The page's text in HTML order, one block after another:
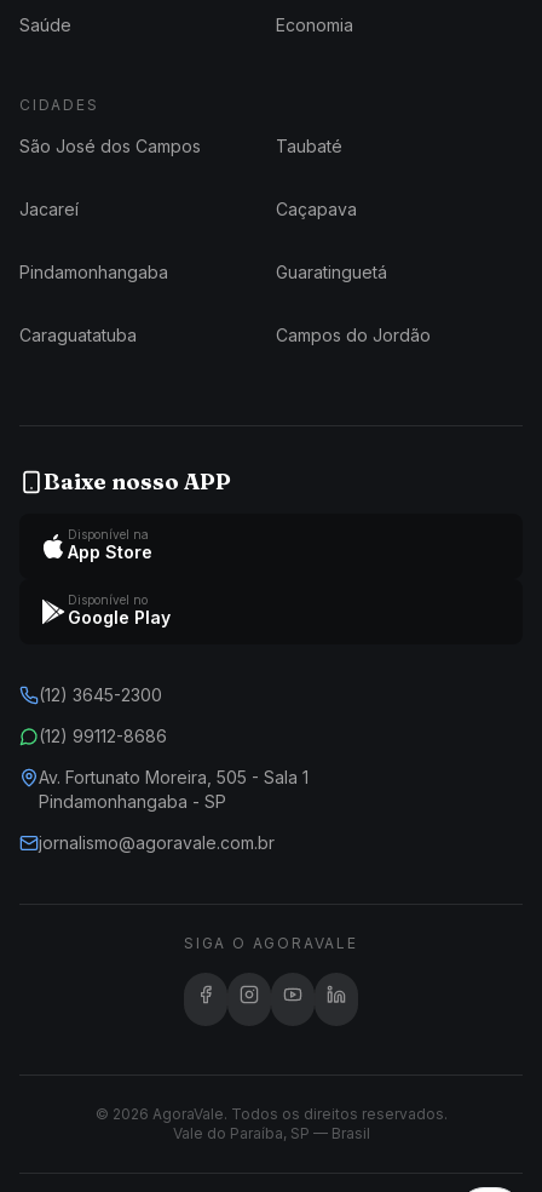
Saúde Economia
CIDADES
São José dos Campos Taubaté
Jacareí Caçapava
Pindamonhangaba Guaratinguetá
Caraguatatuba Campos do Jordão
Baixe nosso APP
Disponível na
App Store
Disponível no
Google Play
(12) 3645-2300
(12) 99112-8686
Av. Fortunato Moreira, 505 - Sala 1
Pindamonhangaba - SP
jornalismo@agoravale.com.br
SIGA O AGORAVALE
© 2026 AgoraVale. Todos os direitos reservados.
Vale do Paraíba, SP — Brasil